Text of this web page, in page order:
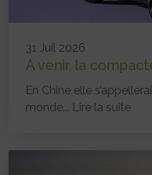
31 Juil 2026
A venir, la
En Chine elle
monde... Lire la suite